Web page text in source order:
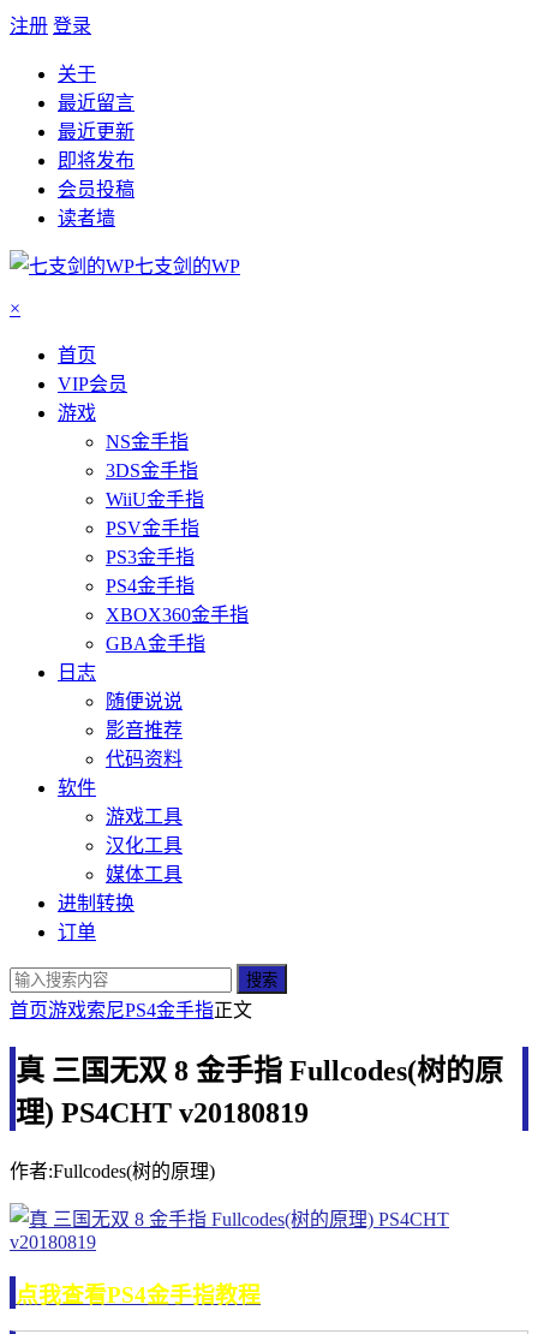
注册 登录
关于
最近留言
最近更新
即将发布
会员投稿
读者墙
七支剑的WP
×
首页
VIP会员
游戏
NS金手指
3DS金手指
WiiU金手指
PSV金手指
PS3金手指
PS4金手指
XBOX360金手指
GBA金手指
日志
随便说说
影音推荐
代码资料
软件
游戏工具
汉化工具
媒体工具
进制转换
订单
搜索
首页游戏索尼PS4金手指正文
真 三国无双 8 金手指 Fullcodes(树的原
理) PS4CHT v20180819
作者:Fullcodes(树的原理)
点我查看PS4金手指教程